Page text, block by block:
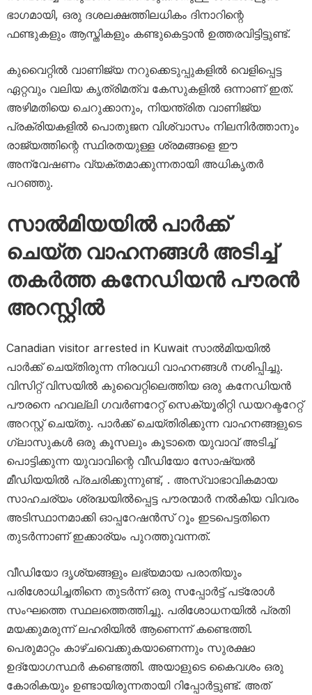
ഭാഗമായി, ഒരു ദശലക്ഷത്തിലധികം ദിനാറിന്റെ
ഫണ്ടുകളും ആസ്തികളും കണ്ടുകെട്ടാൻ ഉത്തരവിട്ടിട്ടുണ്ട്.
കുവൈറ്റിൽ വാണിജ്യ നറുക്കെടുപ്പുകളിൽ വെളിപ്പെട്ട
ഏറ്റവും വലിയ കൃത്രിമത്വ കേസുകളിൽ ഒന്നാണ് ഇത്.
അഴിമതിയെ ചെറുക്കാനും, നിയന്ത്രിത വാണിജ്യ
പ്രക്രിയകളിൽ പൊതുജന വിശ്വാസം നിലനിർത്താനും
രാജ്യത്തിന്റെ സ്ഥിരതയുള്ള ശ്രമങ്ങളെ ഈ
അന്വേഷണം വ്യക്തമാക്കുന്നതായി അധികൃതർ
പറഞ്ഞു.
സാൽമിയയിൽ പാർക്ക്
ചെയ്ത വാഹനങ്ങൾ അടിച്ച്
തകർത്ത കനേഡിയൻ പൗരൻ
അറസ്റ്റിൽ
Canadian visitor arrested in Kuwait സാൽമിയയിൽ
പാർക്ക് ചെയ്തിരുന്ന നിരവധി വാഹനങ്ങൾ നശിപ്പിച്ചു.
വിസിറ്റ് വിസയിൽ കുവൈറ്റിലെത്തിയ ഒരു കനേഡിയൻ
പൗരനെ ഹവല്ലി ഗവർണറേറ്റ് സെക്യൂരിറ്റി ഡയറക്ടറേറ്റ്
അറസ്റ്റ് ചെയ്തു. പാർക്ക് ചെയ്തിരിക്കുന്ന വാഹനങ്ങളുടെ ​
ഗ്ലാസുകൾ ഒരു കൂസലും കൂടാതെ യുവാവ് അടിച്ച്
പൊട്ടിക്കുന്ന യുവാവിന്റെ വീഡിയോ സോഷ്യൽ
മീഡിയയിൽ പ്രചരിക്കുന്നുണ്ട്, . അസ്വാഭാവികമായ
സാഹചര്യം ശ്രദ്ധയിൽപ്പെട്ട പൗരന്മാർ നൽകിയ വിവരം
അടിസ്ഥാനമാക്കി ഓപ്പറേഷൻസ് റൂം ഇടപെട്ടതിനെ
തുടർന്നാണ് ഇക്കാര്യം പുറത്തുവന്നത്.
വീഡിയോ ദൃശ്യങ്ങളും ലഭ്യമായ പരാതിയും
പരിശോധിച്ചതിനെ തുടർന്ന് ഒരു സപ്പോർട്ട് പട്രോൾ
സംഘത്തെ സ്ഥലത്തെത്തിച്ചു. പരിശോധനയിൽ പ്രതി
മയക്കുമരുന്ന് ലഹരിയിൽ ആണെന്ന് കണ്ടെത്തി.
പെരുമാറ്റം കാഴ്ചവെക്കുകയാണെന്നും സുരക്ഷാ
ഉദ്യോഗസ്ഥർ കണ്ടെത്തി. അയാളുടെ കൈവശം ഒരു
കോരികയും ഉണ്ടായിരുന്നതായി റിപ്പോർട്ടുണ്ട്. അത്